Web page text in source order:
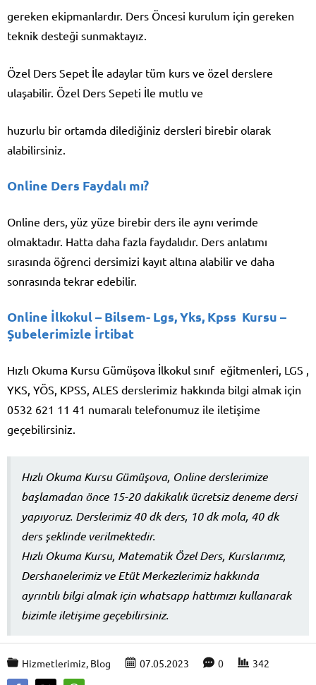
gereken ekipmanlardır. Ders Öncesi kurulum için gereken
teknik desteği sunmaktayız.
Özel Ders Sepet İle adaylar tüm kurs ve özel derslere
ulaşabilir. Özel Ders Sepeti İle mutlu ve
huzurlu bir ortamda dilediğiniz dersleri birebir olarak
alabilirsiniz.
Online Ders Faydalı mı?
Online ders, yüz yüze birebir ders ile aynı verimde
olmaktadır. Hatta daha fazla faydalıdır. Ders anlatımı
sırasında öğrenci dersimizi kayıt altına alabilir ve daha
sonrasında tekrar edebilir.
Online İlkokul – Bilsem- Lgs, Yks, Kpss Kursu –
Şubelerimizle İrtibat
Hızlı Okuma Kursu Gümüşova İlkokul sınıf eğitmenleri, LGS ,
YKS, YÖS, KPSS, ALES derslerimiz hakkında bilgi almak için
0532 621 11 41 numaralı telefonumuz ile iletişime
geçebilirsiniz.
Hızlı Okuma Kursu Gümüşova, Online derslerimize
başlamadan önce 15-20 dakikalık ücretsiz deneme dersi
yapıyoruz. Derslerimiz 40 dk ders, 10 dk mola, 40 dk
ders şeklinde verilmektedir.
Hızlı Okuma Kursu, Matematik Özel Ders, Kurslarımız,
Dershanelerimiz ve Etüt Merkezlerimiz hakkında
ayrıntılı bilgi almak için whatsapp hattımızı kullanarak
bizimle iletişime geçebilirsiniz.
Hizmetlerimiz, Blog 07.05.2023 0 342